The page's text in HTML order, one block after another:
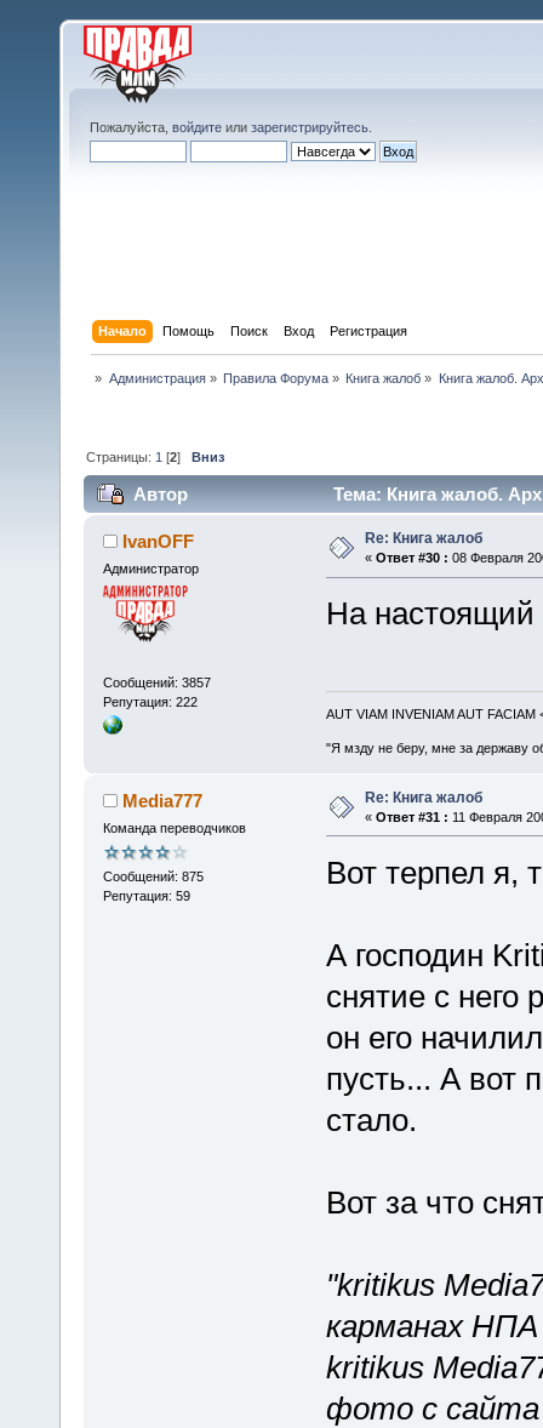
Пожалуйста, войдите или зарегистрируйтесь
Начало Помощь Поиск Вход Регистрация
» Администрация» Правила Форума» Книга жалоб » Книга жалоб.
Страницы: 1 [2]Вниз
Автор Тема: Книга жалоб.
IvanOFF
Администратор
Сообщений: 3857
Репутация: 222
Re: Книга жалоб
« Ответ #30 : 08 Февраля
На
AUT VIAM INVENIAM AUT FACIAM
"Я мзду не беру, мне за державу
Media777
Команда переводчиков
Сообщений: 875
Репутация: 59
Re: Книга жалоб
« Ответ #31 : 11 Февраля
Вот терпел я,
А господин
снятие с него
он его
пусть... А вот
стало.
Вот за что
"kritikus
карманах
kritikus
фото с